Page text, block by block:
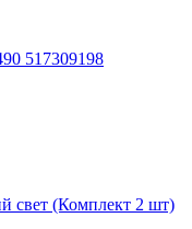
517309198
свет (Комплект 2 шт)